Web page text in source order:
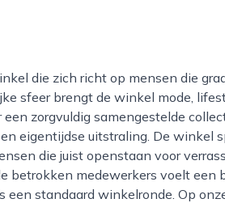
sfeer brengt de winkel mode,
zorgvuldig samengestelde
eigentijdse uitstraling. De winkel
die juist openstaan voor
betrokken medewerkers voelt een
een standaard winkelronde. Op